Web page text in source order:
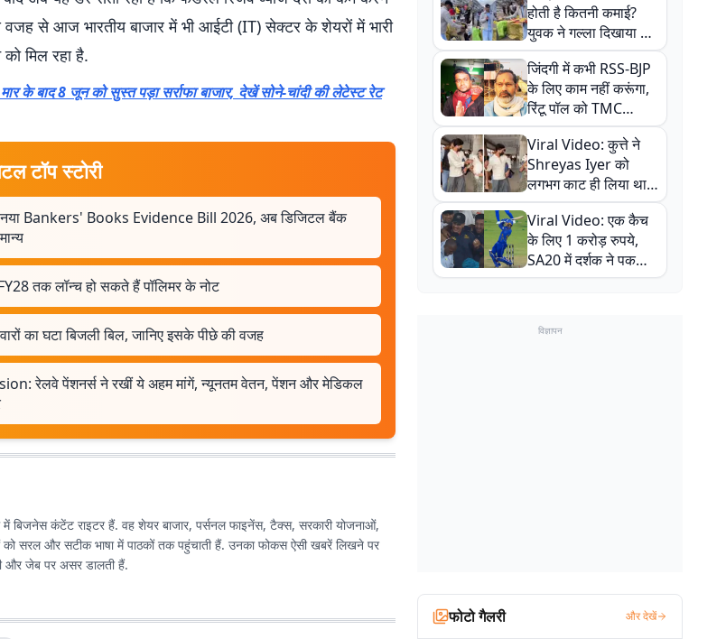
से आज भारतीय बाजार में भी आईटी (IT) सेक्टर के शेयरों में भारी
मिल रहा है.
के बाद 8 जून को सुस्त पड़ा सर्राफा बाजार, देखें सोने-चांदी की लेटेस्ट रेट
टॉप स्टोरी
Bankers' Books Evidence Bill 2026, अब डिजिटल बैंक
तक लॉन्च हो सकते हैं पॉलिमर के नोट
का घटा बिजली बिल, जानिए इसके पीछे की वजह
रेलवे पेंशनर्स ने रखीं ये अहम मांगें, न्यूनतम वेतन, पेंशन और मेडिकल
में बिजनेस कंटेंट राइटर हैं. वह शेयर बाजार, पर्सनल फाइनेंस, टैक्स, सरकारी योजनाओं,
को सरल और सटीक भाषा में पाठकों तक पहुंचाती हैं. उनका फोकस ऐसी खबरें लिखने पर
और जेब पर असर डालती हैं.
की गंदी चाल
होती है कितनी कमाई?
युवक ने गल्ला दिखाया तो
नौकरी वालों के खड़े हो गए
कान
जिंदगी में कभी RSS-BJP
के लिए काम नहीं करूंगा,
रिंटू पॉल को TMC
ऑफिस में ले जाकर पीटा,
Video वायरल
Viral Video: कुत्ते ने
Shreyas Iyer को
लगभग काट ही लिया था,
न्यूजीलैंड सीरीज से पहले
बाल-बाल बचे
Viral Video: एक कैच
के लिए 1 करोड़ रुपये,
SA20 में दर्शक ने पकड़ा
एक हाथ से गजब का कैच
विज्ञापन
फोटो गैलरी और देखें